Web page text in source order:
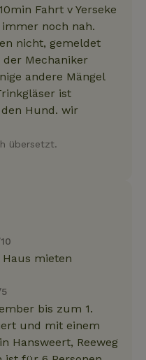
Fahrt v Yerseke
noch nah.
nicht, gemeldet
Mechaniker
andere Mängel
ist
Hund. wir
übersetzt.
mieten
bis zum 1.
und mit einem
Hansweert, Reeweg